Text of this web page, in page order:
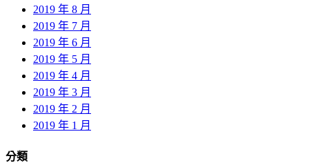
2019 年 8 月
2019 年 7 月
2019 年 6 月
2019 年 5 月
2019 年 4 月
2019 年 3 月
2019 年 2 月
2019 年 1 月
分類